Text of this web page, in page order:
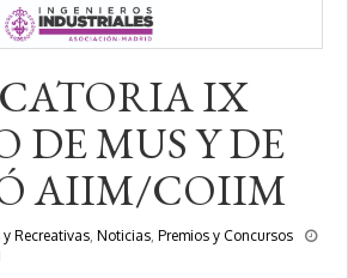
IX
DE MUS Y DE
AIIM/COIIM
Recreativas, Noticias, Premios y Concursos